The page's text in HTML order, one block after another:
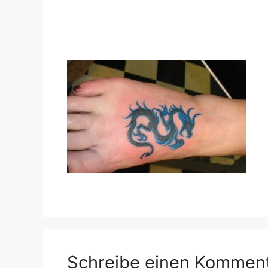
Schreibe einen